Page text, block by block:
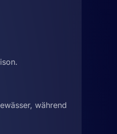
während